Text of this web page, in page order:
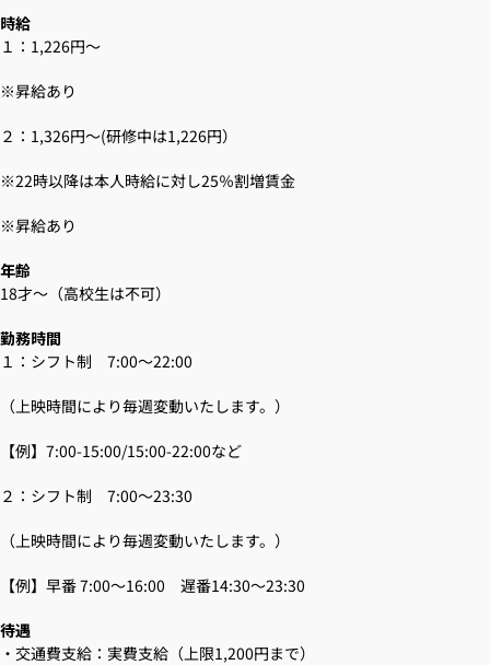
時給
１：1,226円～
※昇給あり
２：1,326円～(研修中は1,226円）
※22時以降は本人時給に対し25％割増賃金
※昇給あり
年齢
18才～（高校生は不可）
勤務時間
１：シフト制 7:00～22:00
（上映時間により毎週変動いたします。）
【例】7:00-15:00/15:00-22:00など
２：シフト制 7:00～23:30
（上映時間により毎週変動いたします。）
【例】早番 7:00～16:00 遅番14:30～23:30
待遇
・交通費支給：実費支給（上限1,200円まで）